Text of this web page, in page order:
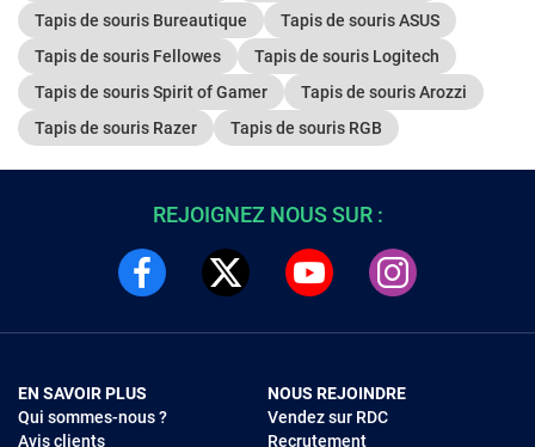
Tapis de souris Bureautique
Tapis de souris ASUS
Tapis de souris Fellowes
Tapis de souris Logitech
Tapis de souris Spirit of Gamer
Tapis de souris Arozzi
Tapis de souris Razer
Tapis de souris RGB
REJOIGNEZ NOUS SUR :
EN SAVOIR PLUS
Qui sommes-nous ?
Avis clients
NOUS REJOINDRE
Vendez sur RDC
Recrutement